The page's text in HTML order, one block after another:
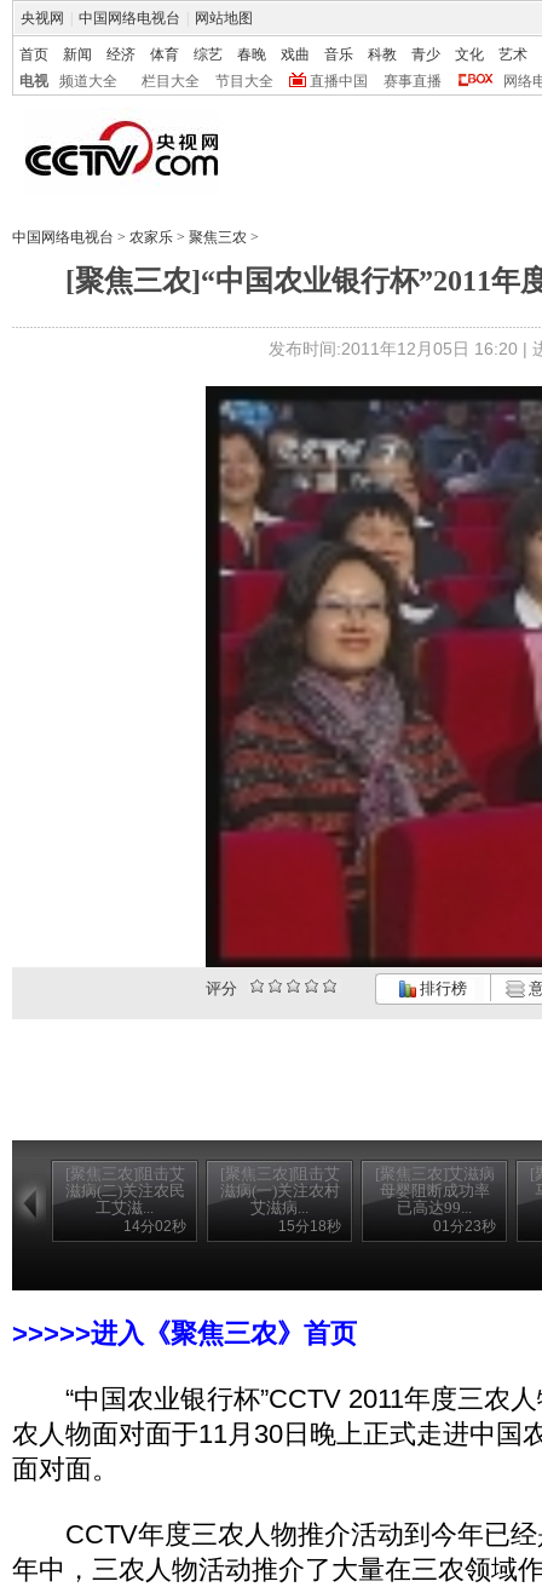
央视网 中国网络电视台 网站地图
首页 新闻 经济 体育 综艺 春晚 戏曲 音乐 科教 青少 文化
艺术
电视
频道大全 栏目大全 节目大全 直播中国 赛事直播 网络
中国网络电视台 > 农家乐 > 聚焦三农 >
[聚焦三农]“中国农业银行杯”2011年
发布时间:2011年12月05日 16:20 |
评分 排行榜
[聚焦三农]阻击艾
滋病(二)关注农民
工艾滋...
14分02秒
[聚焦三农]阻击艾
滋病(一)关注农村
艾滋病...
15分18秒
[聚焦三农]艾滋病
母婴阻断成功率
已高达99...
01分23秒
[
>>>>>进入《聚焦三农》首页
“中国农业银行杯”CCTV 2011年度三农人
农人物面对面于11月30日晚上正式走进中国
面对面。
CCTV年度三农人物推介活动到今年已经
年中，三农人物活动推介了大量在三农领域